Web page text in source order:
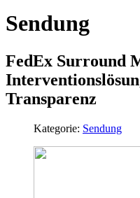
Sendung
FedEx Surround
Transparenz
Kategorie: Sendung